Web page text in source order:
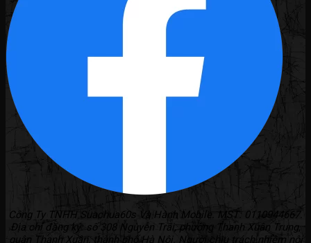
Công Ty TNHH Suachua60s Và Hành Mobile. MST: 0110944667.
Địa chỉ đăng ký: số 308 Nguyễn Trãi, phường Thanh Xuân Trung,
quận Thanh Xuân, thành phố Hà Nội. Người chịu trách nhiệm nội